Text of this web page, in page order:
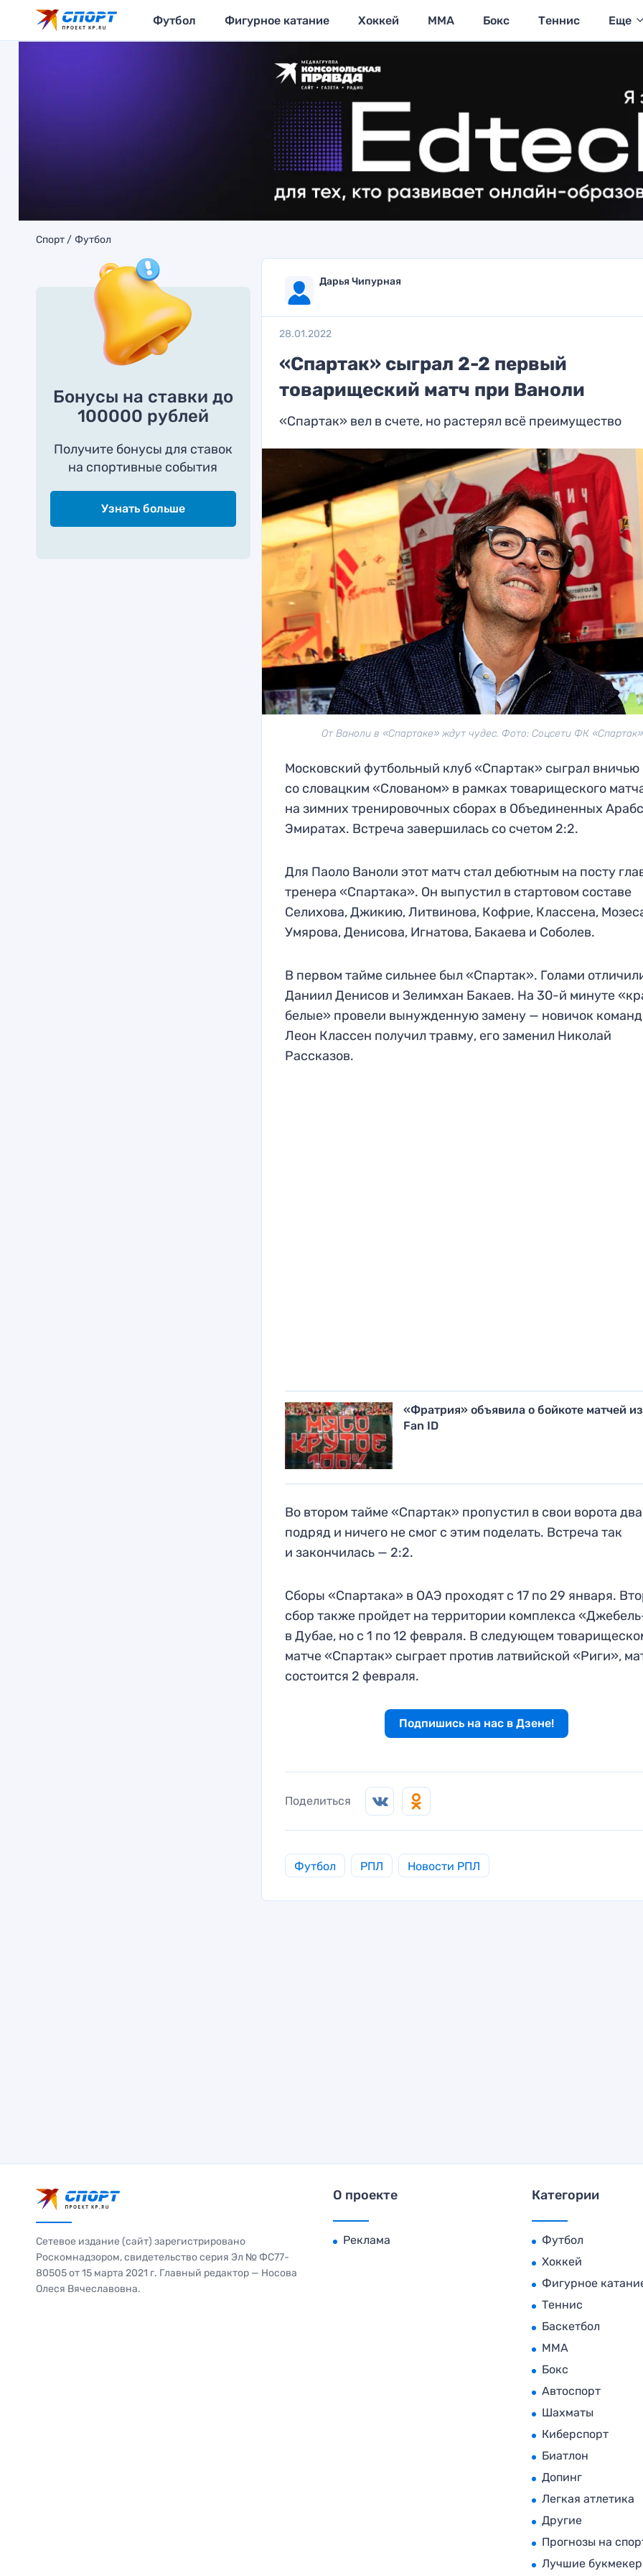
Футбол Фигурное катание Хоккей MMA Бокс Теннис Еще
Спорт Футбол
Бонусы на ставки до
100000 рублей
Получите бонусы для ставок
на спортивные события
Узнать больше
Дарья Чипурная
28.01.2022
«Спартак» сыграл 2-2 первый
товарищеский матч при Ваноли
«Спартак» вел в счете, но растерял всё преимущество
От Ваноли в «Спартаке» ждут чудес. Фото: Соцсети ФК «Спартак»
Московский футбольный клуб «Спартак» сыграл вничью
со словацким «Слованом» в рамках товарищеского
на зимних тренировочных сборах в Объединенных
Эмиратах. Встреча завершилась со счетом 2:2.
Для Паоло Ваноли этот матч стал дебютным на посту
тренера «Спартака». Он выпустил в стартовом составе
Селихова, Джикию, Литвинова, Кофрие, Классена,
Умярова, Денисова, Игнатова, Бакаева и Соболев.
В первом тайме сильнее был «Спартак». Голами
Даниил Денисов и Зелимхан Бакаев. На 30-й минуте
белые» провели вынужденную замену — новичок
Леон Классен получил травму, его заменил Николай
Рассказов.
«Фратрия» объявила о бойкоте матчей
Fan ID
Во втором тайме «Спартак» пропустил в свои ворота
подряд и ничего не смог с этим поделать. Встреча так
и закончилась — 2:2.
Сборы «Спартака» в ОАЭ проходят с 17 по 29 января.
сбор также пройдет на территории комплекса
в Дубае, но с 1 по 12 февраля. В следующем
матче «Спартак» сыграет против латвийской «Риги»,
состоится 2 февраля.
Подпишись на нас в Дзене!
Поделиться
Футбол РПЛ Новости РПЛ
Сетевое издание (сайт) зарегистрировано
Роскомнадзором, свидетельство серия Эл № ФС77-
80505 от 15 марта 2021 г. Главный редактор — Носова
Олеся Вячеславовна.
О проекте
Реклама
Категории
Футбол
Хоккей
Фигурное
Теннис
Баскетбол
MMA
Бокс
Автоспорт
Шахматы
Киберспорт
Биатлон
Допинг
Легкая атлетика
Другие
Прогнозы на
Лучшие